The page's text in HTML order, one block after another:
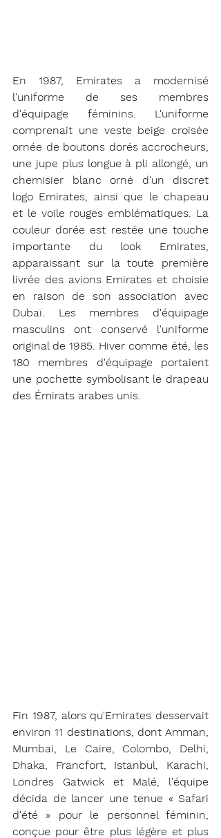
En 1987, Emirates a modernisé
l'uniforme de ses membres
d'équipage féminins. L'uniforme
comprenait une veste beige croisée
ornée de boutons dorés accrocheurs,
une jupe plus longue à pli allongé, un
chemisier blanc orné d'un discret
logo Emirates, ainsi que le chapeau
et le voile rouges emblématiques. La
couleur dorée est restée une touche
importante du look Emirates,
apparaissant sur la toute première
livrée des avions Emirates et choisie
en raison de son association avec
Dubaï. Les membres d'équipage
masculins ont conservé l'uniforme
original de 1985. Hiver comme été, les
180 membres d'équipage portaient
une pochette symbolisant le drapeau
des Émirats arabes unis.
Fin 1987, alors qu'Emirates desservait
environ 11 destinations, dont Amman,
Mumbai, Le Caire, Colombo, Delhi,
Dhaka, Francfort, Istanbul, Karachi,
Londres Gatwick et Malé, l'équipe
décida de lancer une tenue « Safari
d'été » pour le personnel féminin,
conçue pour être plus légère et plus